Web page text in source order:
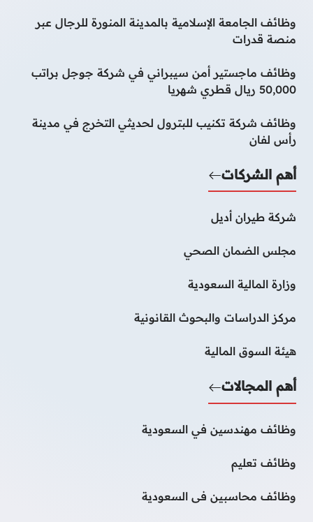
وظائف الجامعة الإسلامية بالمدينة المنورة للرجال عبر
منصة قدرات
وظائف ماجستير أمن سيبراني في شركة جوجل براتب
50,000 ريال قطري شهريا
وظائف شركة تكنيب للبترول لحديثي التخرج في مدينة
رأس لفان
أهم الشركات
شركة طيران أديل
مجلس الضمان الصحي
وزارة المالية السعودية
مركز الدراسات والبحوث القانونية
هيئة السوق المالية
أهم المجالات
وظائف مهندسين في السعودية
وظائف تعليم
وظائف محاسبين فى السعودية